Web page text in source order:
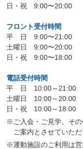
日・祝 9:00〜20:00
フロント受付時間
平 日 9:00〜21:00
土曜日 9:00〜20:00
日・祝 9:00〜18:00
電話受付時間
平 日 10:00～21:00
土曜日 10:00～20:00
日・祝 10:00～18:00
※ご入会・ご見学、そ
ご案内とさせていただ
※運動施設のご利用は